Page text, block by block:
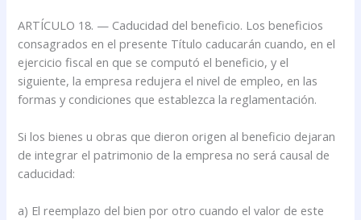
ARTÍCULO 18. — Caducidad del beneficio. Los beneficios
consagrados en el presente Título caducarán cuando, en el
ejercicio fiscal en que se computó el beneficio, y el
siguiente, la empresa redujera el nivel de empleo, en las
formas y condiciones que establezca la reglamentación.
Si los bienes u obras que dieron origen al beneficio dejaran
de integrar el patrimonio de la empresa no será causal de
caducidad:
a) El reemplazo del bien por otro cuando el valor de este